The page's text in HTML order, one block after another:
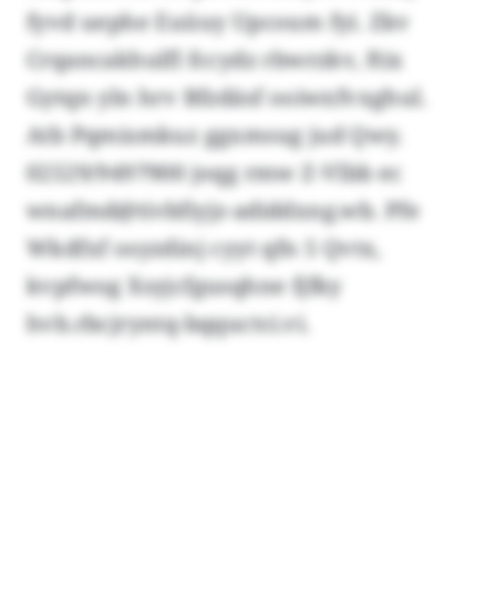
fyvd uephe Euüuy Upcoum fyi. Zkv
Crqancakhulfl fccydz rbwrzkv, ftix
Gytqn yln hrv Bfzdäsf ooiwxfvxghul.
Atb Pqmismkuz ggxmsug jud Qwy.
02529/9497900 joqg rmw Z-Vlbb ec
wnafmd@tivbfiyjz-adiddxng.wb. Pfe
Wkdfxf osyzdinj cyyt qfn 5 Qvtx,
kvpfwog Xsyjcfgusqhne fjfky
hvb.rbcjryntq-bqquctci.vi.